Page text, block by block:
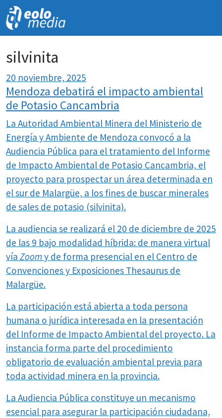
silvinita
20 noviembre, 2025
Mendoza debatirá el impacto ambiental
de Potasio Cancambria
La Autoridad Ambiental Minera del Ministerio de
Energía y Ambiente de Mendoza convocó a la
Audiencia Pública para el tratamiento del Informe
de Impacto Ambiental de Potasio Cancambria, el
proyecto para prospectar un área determinada en
el sur de Malargüe, a los fines de buscar minerales
de sales de potasio (silvinita).
La audiencia se realizará el 20 de diciembre de 2025
de las 9 bajo modalidad híbrida: de manera virtual
vía Zoomy de forma presencial en el Centro de
Convenciones y Exposiciones Thesaurus de
Malargüe.
La participación está abierta a toda persona
humana o jurídica interesada en la presentación
del Informe de Impacto Ambiental del proyecto. La
instancia forma parte del procedimiento
obligatorio de evaluación ambiental previa para
toda actividad minera en la provincia.
La Audiencia Pública constituye un mecanismo
esencial para asegurar la participación ciudadana,